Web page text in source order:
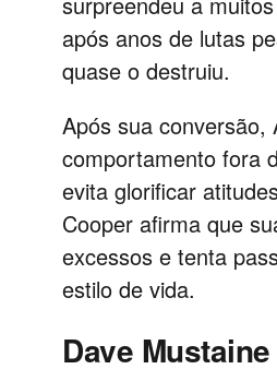
após anos de lutas
quase o destruiu.
Após sua conversão,
comportamento fora
evita glorificar
Cooper afirma que
excessos e tenta
estilo de vida.
Dave